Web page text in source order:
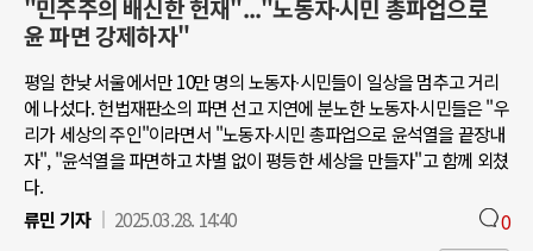
"민주주의 배신한 헌재"..."노동자∙시민 총파업으로
윤 파면 강제하자"
평일 한낮 서울에서만 10만 명의 노동자∙시민들이 일상을 멈추고 거리
에 나섰다. 헌법재판소의 파면 선고 지연에 분노한 노동자∙시민들은 "우
리가 세상의 주인"이라면서 "노동자∙시민 총파업으로 윤석열을 끝장내
자", "윤석열을 파면하고 차별 없이 평등한 세상을 만들자"고 함께 외쳤
다.
류민 기자
2025.03.28. 14:40 0